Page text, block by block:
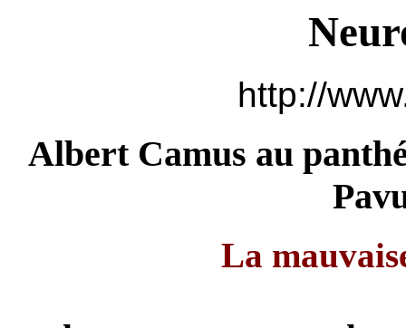
http://
Albert Camus au
La